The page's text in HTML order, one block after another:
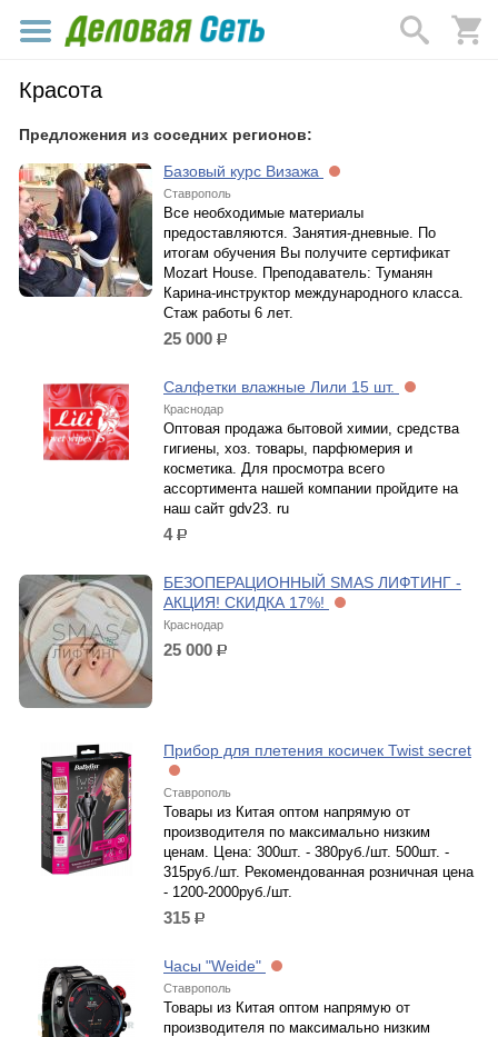
Красота
Предложения из соседних регионов:
Базовый курс Визажа
Ставрополь
Все необходимые материалы
предоставляются. Занятия-дневные. По
итогам обучения Вы получите сертификат
Mozart House. Преподаватель: Туманян
Карина-инструктор международного класса.
Стаж работы 6 лет.
25 000 р.
Салфетки влажные Лили 15 шт.
Краснодар
Оптовая продажа бытовой химии, средства
гигиены, хоз. товары, парфюмерия и
косметика. Для просмотра всего
ассортимента нашей компании пройдите на
наш сайт gdv23. ru
4р.
БЕЗОПЕРАЦИОННЫЙ SMAS ЛИФТИНГ -
АКЦИЯ! СКИДКА 17%!
Краснодар
25 000 р.
Прибор для плетения косичек Twist secret
Ставрополь
Товары из Китая оптом напрямую от
производителя по максимально низким
ценам. Цена: 300шт. - 380руб./шт. 500шт. -
315руб./шт. Рекомендованная розничная цена
- 1200-2000руб./шт.
315 р.
Часы "Weide"
Ставрополь
Товары из Китая оптом напрямую от
производителя по максимально низким